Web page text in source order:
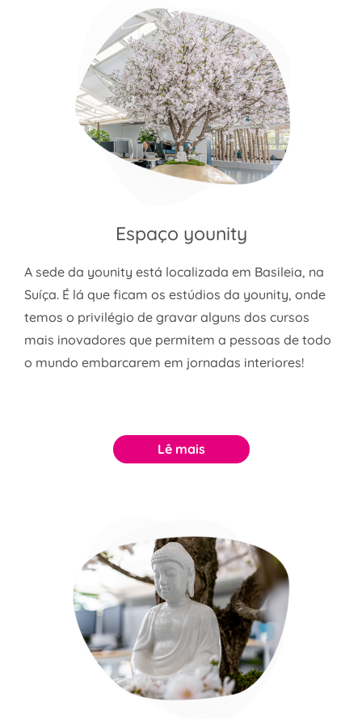
Espaço younity
A sede da younity está localizada em Basileia, na
Suíça. É lá que ficam os estúdios da younity, onde
temos o privilégio de gravar alguns dos cursos
mais inovadores que permitem a pessoas de todo
o mundo embarcarem em jornadas interiores!
Lê mais